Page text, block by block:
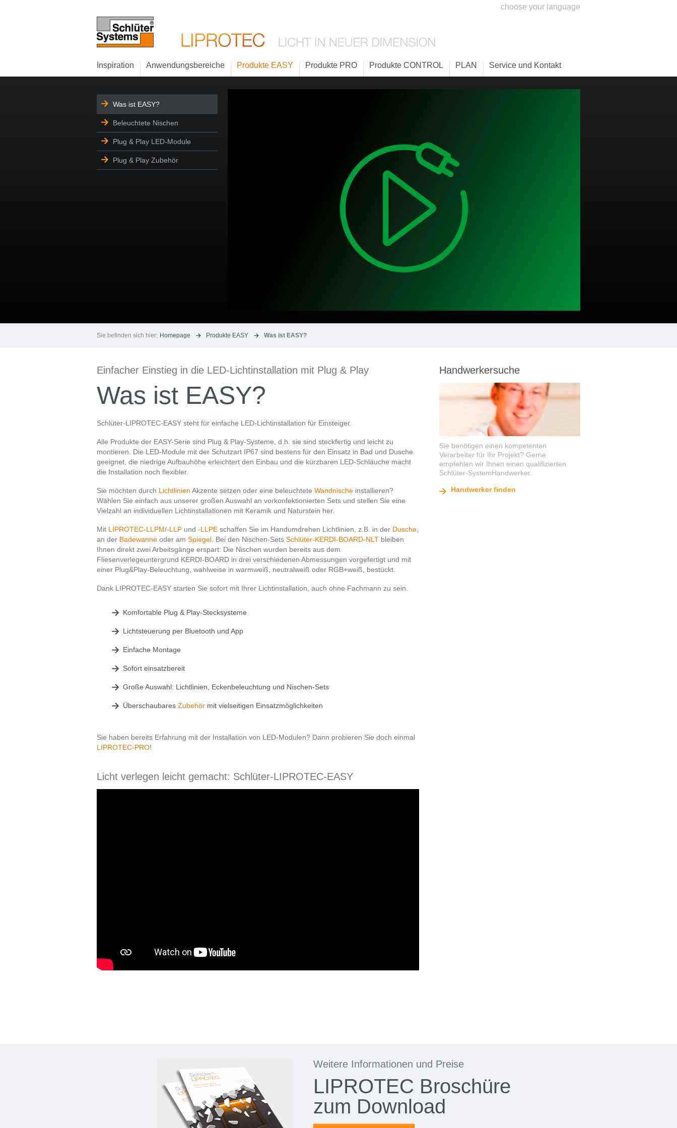
choose your language
Inspiration Anwendungsbereiche Produkte EASY Produkte PRO Produkte CONTROL PLAN Service und Kontakt
Was ist EASY?
Beleuchtete Nischen
Plug & Play LED-Module
Plug & Play Zubehör
Sie befinden sich hier: Homepage Produkte EASY Was ist EASY?
Einfacher Einstieg in die LED-Lichtinstallation mit Plug & Play
Was ist EASY?
Schlüter-LIPROTEC-EASY steht für einfache LED-Lichtinstallation für Einsteiger.
Alle Produkte der EASY-Serie sind Plug & Play-Systeme, d.h. sie sind steckfertig und leicht zu
montieren. Die LED-Module mit der Schutzart IP67 sind bestens für den Einsatz in Bad und Dusche
geeignet, die niedrige Aufbauhöhe erleichtert den Einbau und die kürzbaren LED-Schläuche macht
die Installation noch flexibler.
Sie möchten durch Lichtlinien Akzente setzen oder eine beleuchtete Wandnische installieren?
Wählen Sie einfach aus unserer großen Auswahl an vorkonfektionierten Sets und stellen Sie eine
Vielzahl an individuellen Lichtinstallationen mit Keramik und Naturstein her.
Mit LIPROTEC-LLPM/-LLP und -LLPE schaffen Sie im Handumdrehen Lichtlinien, z.B. in der Dusche
an der Badewanne oder am Spiegel . Bei den Nischen-Sets Schlüter-KERDI-BOARD-NLT bleiben
Ihnen direkt zwei Arbeitsgänge erspart: Die Nischen wurden bereits aus dem
Fliesenverlegeuntergrund KERDI-BOARD in drei verschiedenen Abmessungen vorgefertigt und mit
einer Plug&Play-Beleuchtung, wahlweise in warmweiß, neutralweiß oder RGB+weiß, bestückt.
Dank LIPROTEC-EASY starten Sie sofort mit Ihrer Lichtinstallation, auch ohne Fachmann zu sein.
Komfortable Plug & Play-Stecksysteme
Lichtsteuerung per Bluetooth und App
Einfache Montage
Sofort einsatzbereit
Große Auswahl: Lichtlinien, Eckenbeleuchtung und Nischen-Sets
Überschaubares Zubehör mit vielseitigen Einsatzmöglichkeiten
Sie haben bereits Erfahrung mit der Installation von LED-Modulen? Dann probieren Sie doch einmal
LIPROTEC-PRO!
Licht verlegen leicht gemacht: Schlüter-LIPROTEC-EASY
Handwerkersuche
Sie benötigen einen kompetenten
Verarbeiter für Ihr Projekt? Gerne
empfehlen wir Ihnen einen qualifizierten
Schlüter-SystemHandwerker.
Handwerker finden
Weitere Informationen und Preise
LIPROTEC Broschüre
zum Download